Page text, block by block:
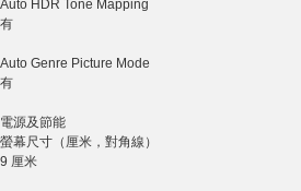
Auto HDR Tone Mapping
有
Auto Genre Picture Mode
有
電源及節能
螢幕尺寸（厘米，對角線）
9 厘米